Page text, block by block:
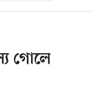
গোলে